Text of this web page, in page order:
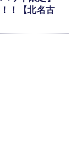
！【北名古